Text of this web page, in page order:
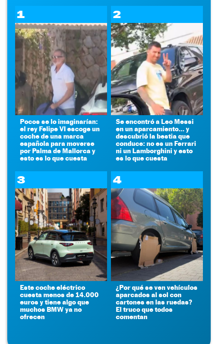
1
Pocos se lo imaginarían:
el rey Felipe VI escoge un
coche de una marca
española para moverse
por Palma de Mallorca y
esto es lo que cuesta
2
Se encontró a Leo Messi
en un aparcamiento... y
descubrió la bestia que
conduce: no es un Ferrari
ni un Lamborghini y esto
es lo que cuesta
3
Este coche eléctrico
cuesta menos de 14.000
euros y tiene algo que
muchos BMW ya no
ofrecen
4
¿Por qué se ven vehículos
aparcados al sol con
cartones en las ruedas?
El truco que todos
comentan